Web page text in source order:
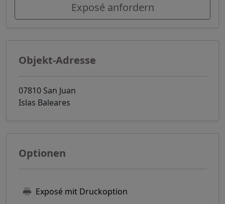
Exposé anfordern
Objekt-Adresse
07810 San Juan
Islas Baleares
Optionen
Exposé mit Druckoption